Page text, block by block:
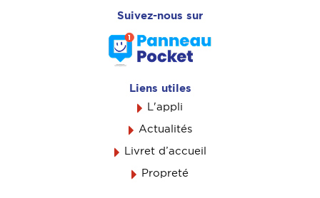
Suivez-nous sur
Liens utiles
L'appli
Actualités
Livret d’accueil
Propreté